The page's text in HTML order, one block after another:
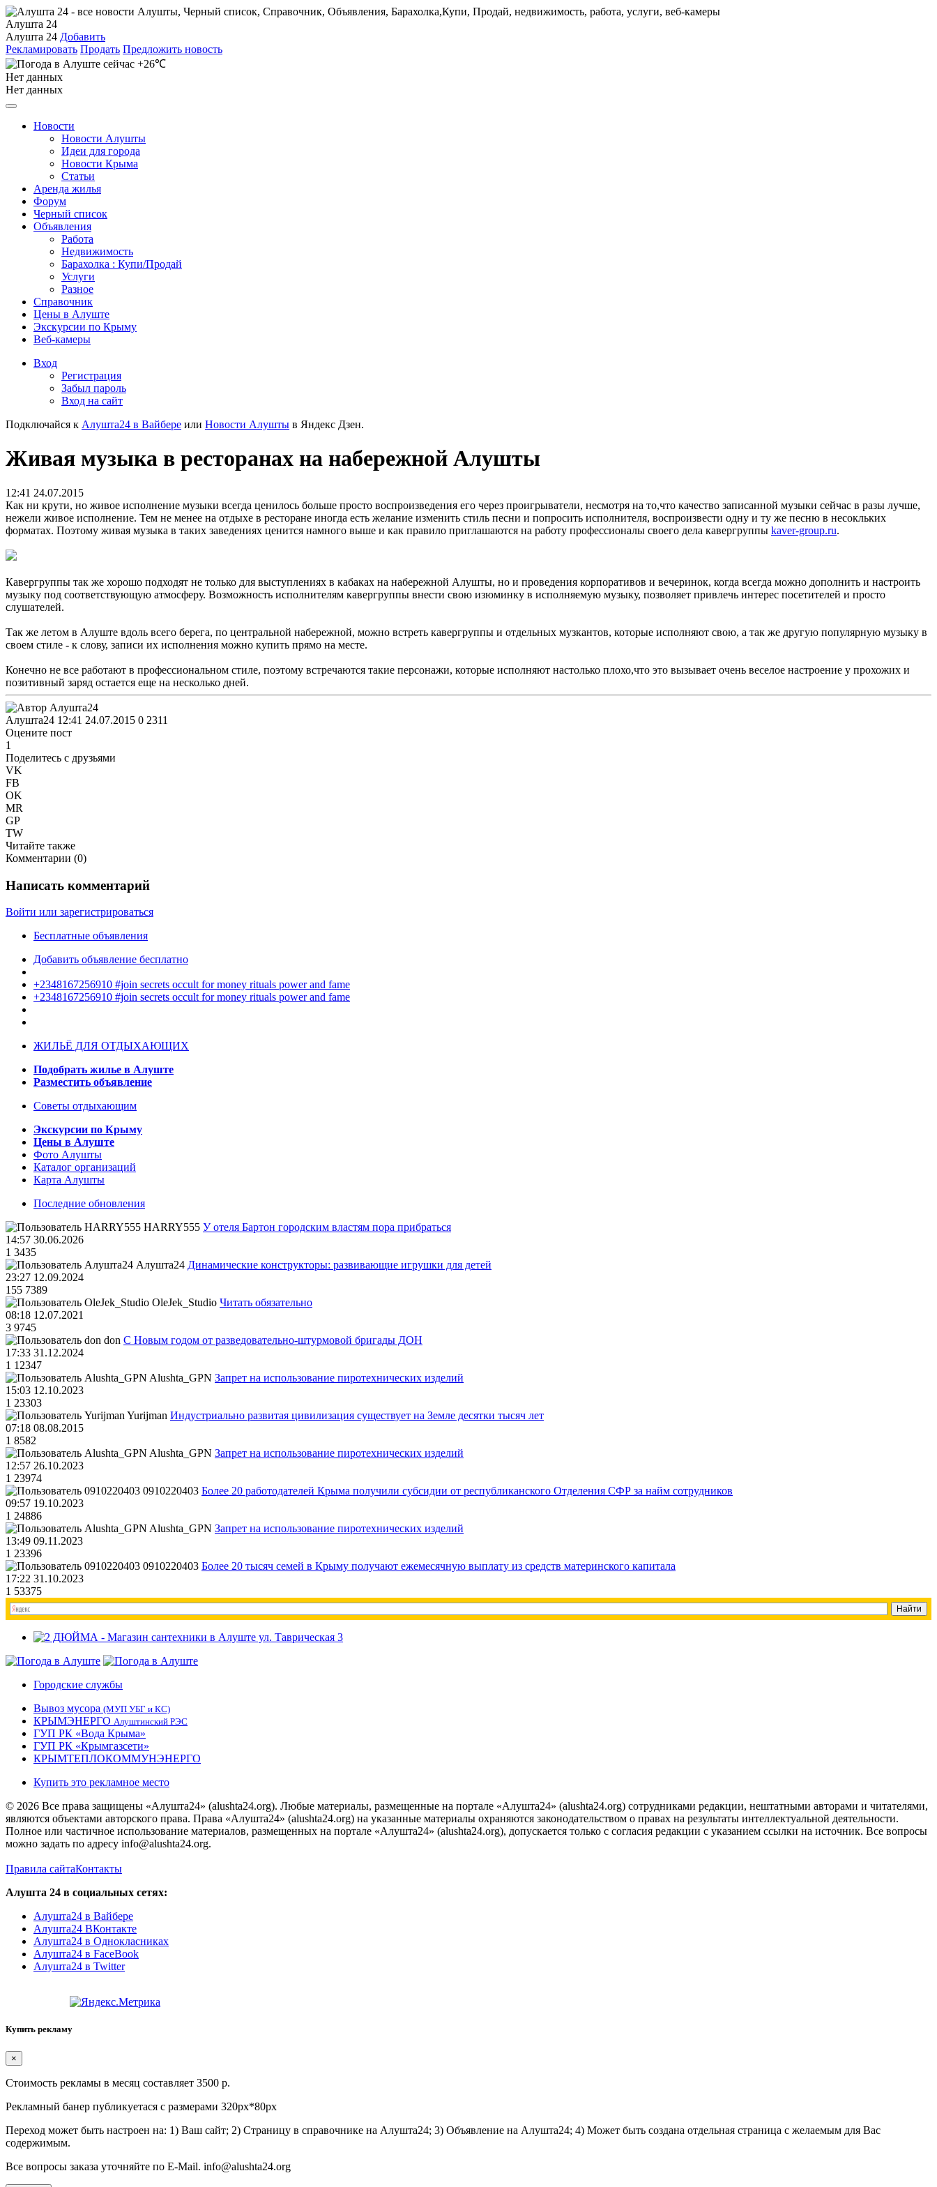
Алушта 24
Алушта 24 Добавить
Рекламировать Продать Предложить новость
+26℃
Нет данных
Нет данных
Новости
Новости Алушты
Идеи для города
Новости Крыма
Статьи
Аренда жилья
Форум
Черный список
Объявления
Работа
Недвижимость
Барахолка : Купи/Продай
Услуги
Разное
Справочник
Цены в Алуште
Экскурсии по Крыму
Веб-камеры
Вход
Регистрация
Забыл пароль
Вход на сайт
Подключайся к Алушта24 в Вайбере или Новости Алушты в Яндекс Дзен.
Живая музыка в ресторанах на набережной Алушты
12:41 24.07.2015
Как ни крути, но живое исполнение музыки всегда ценилось больше просто воспроизведения его через проигрыватели, несмотря на то,что качество записанной музыки сейчас в разы лучше,
нежели живое исполнение. Тем не менее на отдыхе в ресторане иногда есть желание изменить стиль песни и попросить исполнителя, воспроизвести одну и ту же песню в несокльких
форматах. Поэтому живая музыка в таких заведениях ценится намного выше и как правило приглашаются на работу профессионалы своего дела кавергруппы kaver-group.ru.
Кавергруппы так же хорошо подходят не только для выступлениях в кабаках на набережной Алушты, но и проведения корпоративов и вечеринок, когда всегда можно дополнить и настроить
музыку под соответствующую атмосферу. Возможность исполнителям кавергруппы внести свою изюминку в исполняемую музыку, позволяет привлечь интерес посетителей и просто
слушателей.
Так же летом в Алуште вдоль всего берега, по центральной набережной, можно встреть кавергруппы и отдельных музкантов, которые исполняют свою, а так же другую популярную музыку в
своем стиле - к слову, записи их исполнения можно купить прямо на месте.
Конечно не все работают в профессиональном стиле, поэтому встречаются такие персонажи, которые исполняют настолько плохо,что это вызывает очень веселое настроение у прохожих и
позитивный заряд остается еще на несколько дней.
Алушта24 12:41 24.07.2015 0 2311
Оцените пост
1
Поделитесь с друзьями
VK
FB
OK
MR
GP
TW
Читайте также
Комментарии (0)
Написать комментарий
Войти или зарегистрироваться
Бесплатные объявления
Добавить объявление бесплатно
+2348167256910 #join secrets occult for money rituals power and fame
+2348167256910 #join secrets occult for money rituals power and fame
ЖИЛЬЁ ДЛЯ ОТДЫХАЮЩИХ
Подобрать жилье в Алуште
Разместить объявление
Советы отдыхающим
Экскурсии по Крыму
Цены в Алуште
Фото Алушты
Каталог организаций
Карта Алушты
Последние обновления
HARRY555 У отеля Бартон городским властям пора прибраться
14:57 30.06.2026
1 3435
Алушта24 Динамические конструкторы: развивающие игрушки для детей
23:27 12.09.2024
155 7389
OleJek_Studio Читать обязательно
08:18 12.07.2021
3 9745
don С Новым годом от разведовательно-штурмовой бригады ДОН
17:33 31.12.2024
1 12347
Alushta_GPN Запрет на использование пиротехнических изделий
15:03 12.10.2023
1 23303
Yurijman Индустриально развитая цивилизация существует на Земле десятки тысяч лет
07:18 08.08.2015
1 8582
Alushta_GPN Запрет на использование пиротехнических изделий
12:57 26.10.2023
1 23974
0910220403 Более 20 работодателей Крыма получили субсидии от республиканского Отделения СФР за найм сотрудников
09:57 19.10.2023
1 24886
Alushta_GPN Запрет на использование пиротехнических изделий
13:49 09.11.2023
1 23396
0910220403 Более 20 тысяч семей в Крыму получают ежемесячную выплату из средств материнского капитала
17:22 31.10.2023
1 53375
Городские службы
Вывоз мусора (МУП УБГ и КС)
КРЫМЭНЕРГО Алуштинский РЭС
ГУП РК «Вода Крыма»
ГУП РК «Крымгазсети»
КРЫМТЕПЛОКОММУНЭНЕРГО
Купить это рекламное место
© 2026 Все права защищены «Алушта24» (alushta24.org). Любые материалы, размещенные на портале «Алушта24» (alushta24.org) сотрудниками редакции, нештатными авторами и читателями,
являются объектами авторского права. Права «Алушта24» (alushta24.org) на указанные материалы охраняются законодательством о правах на результаты интеллектуальной деятельности.
Полное или частичное использование материалов, размещенных на портале «Алушта24» (alushta24.org), допускается только с согласия редакции с указанием ссылки на источник. Все вопросы
можно задать по адресу info@alushta24.org.
Правила сайтаКонтакты
Алушта 24 в социальных сетях:
Алушта24 в Вайбере
Алушта24 ВКонтакте
Алушта24 в Однокласниках
Алушта24 в FaceBook
Алушта24 в Twitter
Купить рекламу
×
Стоимость рекламы в месяц составляет 3500 р.
Рекламный банер публикуетася с размерами 320px*80px
Переход может быть настроен на: 1) Ваш сайт; 2) Страницу в справочнике на Алушта24; 3) Объявление на Алушта24; 4) Может быть создана отдельная страница с желаемым для Вас
содержимым.
Все вопросы заказа уточняйте по E-Mail. info@alushta24.org